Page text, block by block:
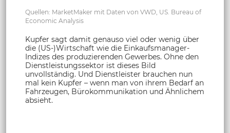
Quellen: MarketMaker mit Daten von VWD, US. Bureau of
Economic Analysis
Kupfer sagt damit genauso viel oder wenig über
die (US-)Wirtschaft wie die Einkaufsmanager-
Indizes des produzierenden Gewerbes. Ohne den
Dienstleistungssektor ist dieses Bild
unvollständig. Und Dienstleister brauchen nun
mal kein Kupfer – wenn man von ihrem Bedarf an
Fahrzeugen, Bürokommunikation und Ähnlichem
absieht.